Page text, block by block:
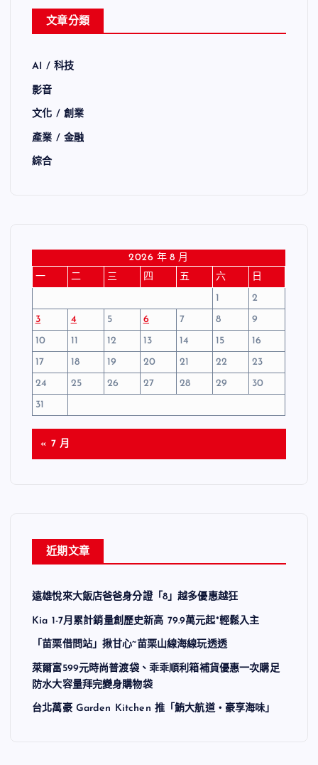
文章分類
AI / 科技
影音
文化 / 創業
產業 / 金融
綜合
2026 年 8 月
一
二 三 四 五 六
日
1
2
3
4 5 6 7 8
9
10
11 12 13 14 15
16
17
18 19 20 21 22
23
24
25 26 27 28 29
30
31
« 7 月
近期文章
遠雄悅來大飯店爸爸身分證「8」越多優惠越狂
Kia 1-7月累計銷量創歷史新高 79.9萬元起*輕鬆入主
「苗栗借問站」揪甘心~苗栗山線海線玩透透
萊爾富599元時尚普渡袋、乖乖順利箱補貨優惠一次購足
防水大容量拜完變身購物袋
台北萬豪 Garden Kitchen 推「鮪大航道・豪享海味」